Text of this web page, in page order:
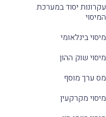
עקרונות יסוד במערכת
המיסוי
מיסוי בינלאומי
מיסוי שוק ההון
מס ערך מוסף
מיסוי מקרקעין